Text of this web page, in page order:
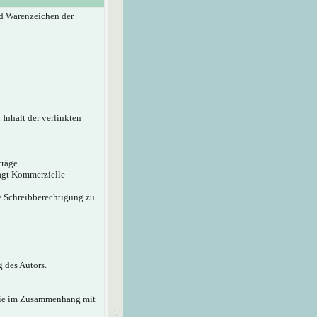
der
Inhalt der verlinkten
Kommerzielle
zu
des Autors.
im Zusammenhang mit